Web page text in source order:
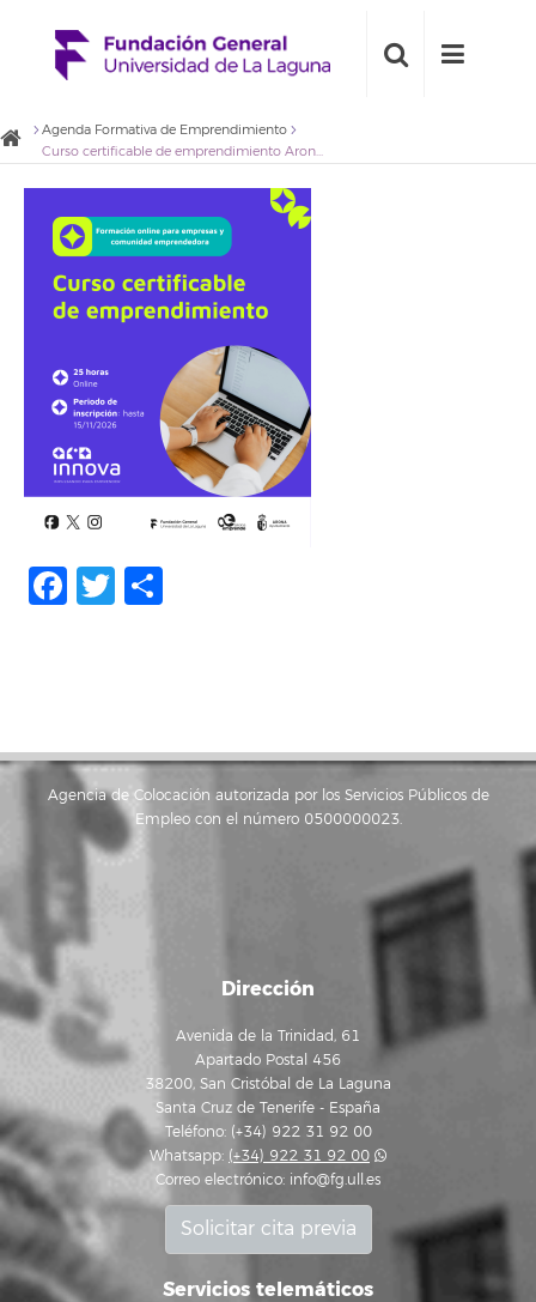
Agenda Formativa de Emprendimiento
Curso certificable de emprendimiento Arona 2026 IG
Facebook
Twitter
Agencia de Colocación autorizada por los Servicios Públicos de
Empleo con el número 0500000023.
Dirección
Avenida de la Trinidad, 61
Apartado Postal 456
38200, San Cristóbal de La Laguna
Santa Cruz de Tenerife - España
Teléfono: (+34) 922 31 92 00
Whatsapp: (+34) 922 31 92 00
Correo electrónico: info@fg.ull.es
Solicitar cita previa
Servicios telemáticos